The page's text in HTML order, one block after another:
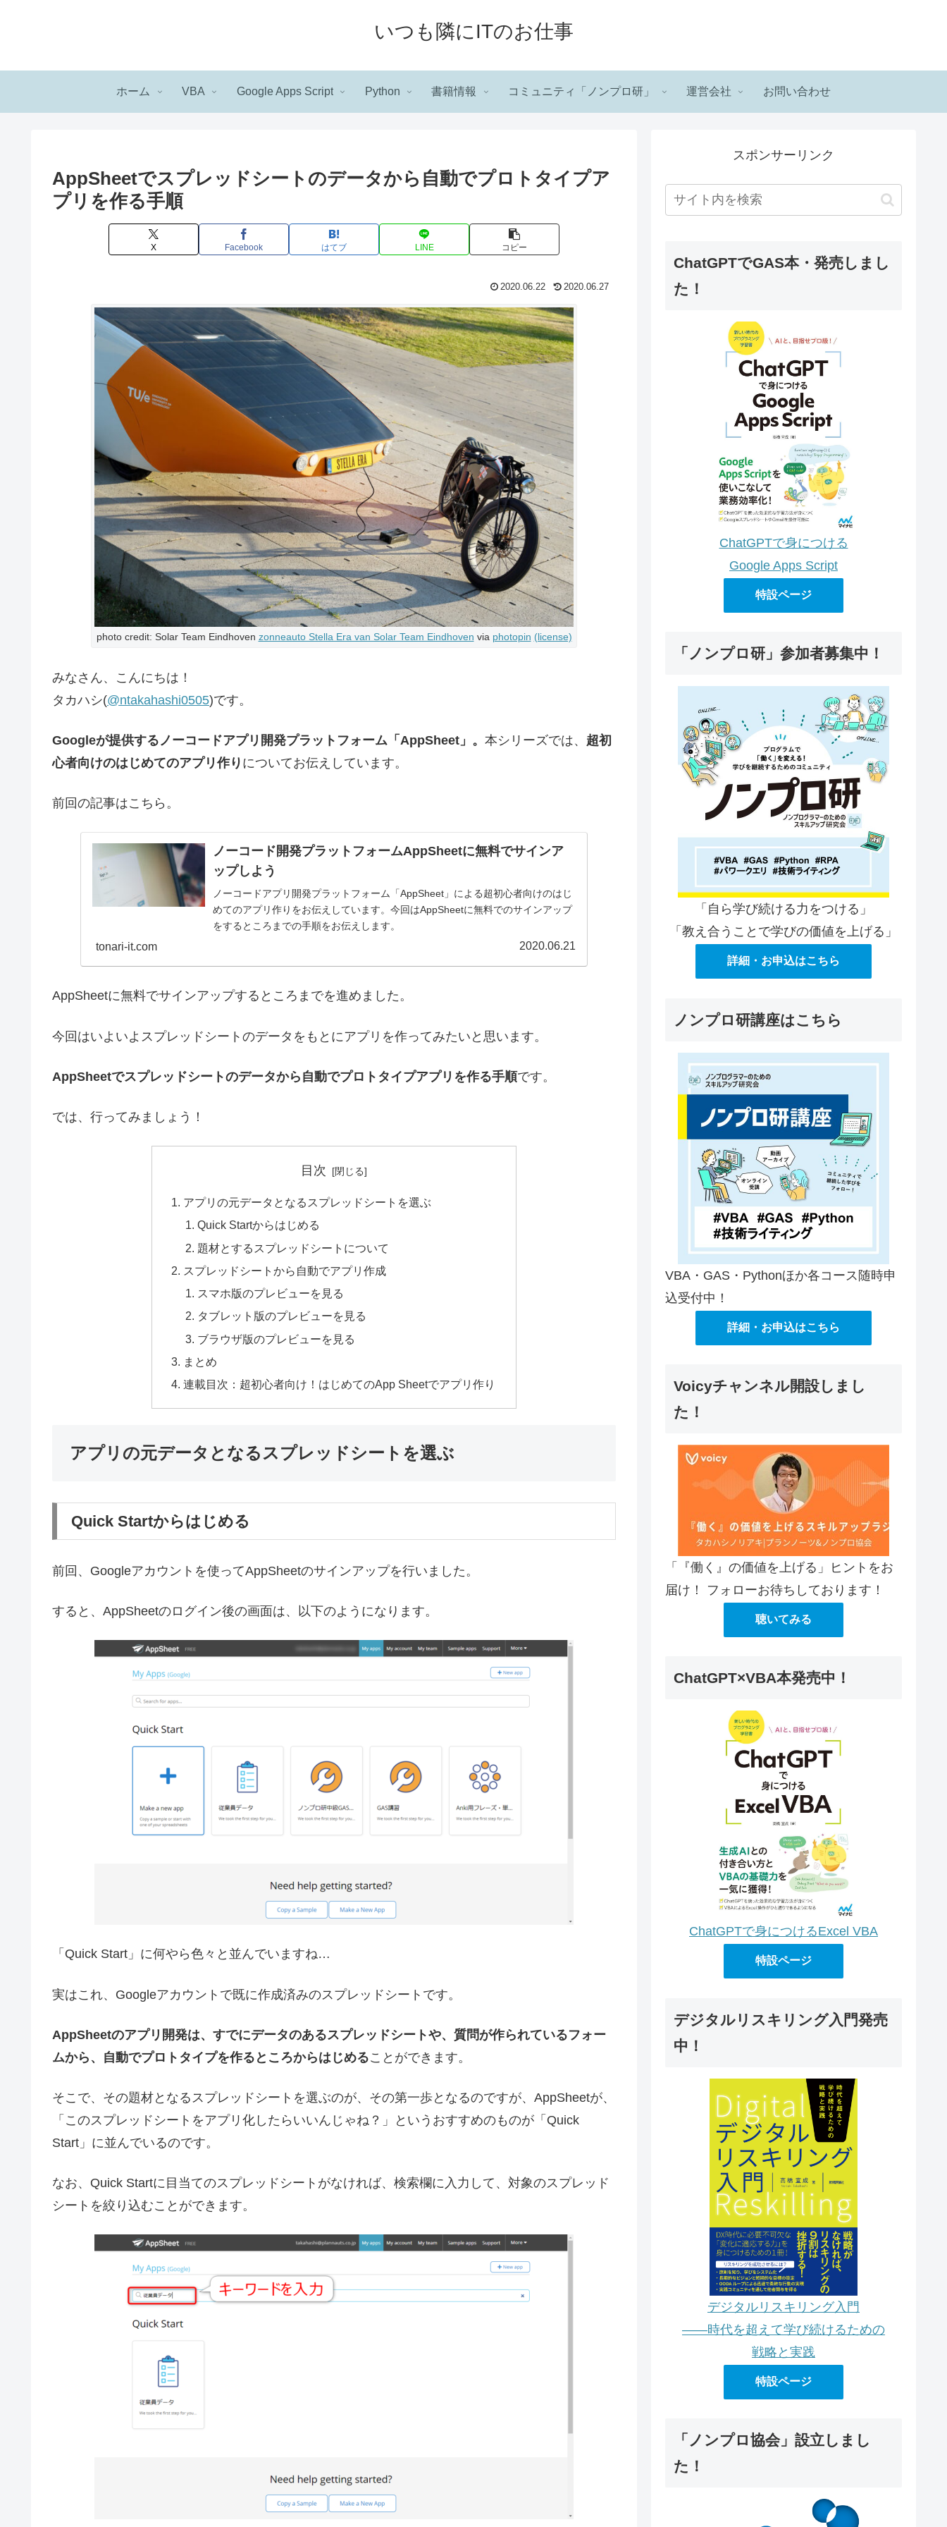
いつも隣にITのお仕事
ホーム VBA Google Apps Script Python 書籍情報 コミュニティ「ノンプロ研」 運営会社 お問い合わせ
AppSheetでスプレッドシートのデータから自動でプロトタイプア
プリを作る手順
X Facebook はてブ LINE コピー
2020.06.22 2020.06.27
photo credit: Solar Team Eindhoven zonneauto Stella Era van Solar Team Eindhoven via photopin (license)
みなさん、こんにちは！
タカハシ(@ntakahashi0505)です。
Googleが提供するノーコードアプリ開発プラットフォーム「AppSheet」。 本シリーズでは、 超初
心者向けのはじめてのアプリ作り についてお伝えしています。
前回の記事はこちら。
ノーコード開発プラットフォームAppSheetに無料でサインア
ップしよう
ノーコードアプリ開発プラットフォーム「AppSheet」による超初心者向けのはじ
めてのアプリ作りをお伝えしています。今回はAppSheetに無料でのサインアップ
をするところまでの手順をお伝えします。
tonari-it.com 2020.06.21
AppSheetに無料でサインアップするところまでを進めました。
今回はいよいよスプレッドシートのデータをもとにアプリを作ってみたいと思います。
AppSheetでスプレッドシートのデータから自動でプロトタイプアプリを作る手順です。
では、行ってみましょう！
目次
アプリの元データとなるスプレッドシートを選ぶ
Quick Startからはじめる
題材とするスプレッドシートについて
スプレッドシートから自動でアプリ作成
スマホ版のプレビューを見る
タブレット版のプレビューを見る
ブラウザ版のプレビューを見る
まとめ
連載目次：超初心者向け！はじめてのApp Sheetでアプリ作り
アプリの元データとなるスプレッドシートを選ぶ
Quick Startからはじめる
前回、Googleアカウントを使ってAppSheetのサインアップを行いました。
すると、AppSheetのログイン後の画面は、以下のようになります。
「Quick Start」に何やら色々と並んでいますね…
実はこれ、Googleアカウントで既に作成済みのスプレッドシートです。
AppSheetのアプリ開発は、すでにデータのあるスプレッドシートや、質問が作られているフォー
ムから、自動でプロトタイプを作るところからはじめることができます。
そこで、その題材となるスプレッドシートを選ぶのが、その第一歩となるのですが、AppSheetが、
「このスプレッドシートをアプリ化したらいいんじゃね？」というおすすめのものが「Quick
Start」に並んでいるのです。
なお、Quick Startに目当てのスプレッドシートがなければ、検索欄に入力して、対象のスプレッド
シートを絞り込むことができます。
スポンサーリンク
ChatGPTでGAS本・発売しまし
た！
ChatGPTで身につける
Google Apps Script
特設ページ
「ノンプロ研」参加者募集中！
「自ら学び続ける力をつける」
「教え合うことで学びの価値を上げる」
詳細・お申込はこちら
ノンプロ研講座はこちら
VBA・GAS・Pythonほか各コース随時申
込受付中！
詳細・お申込はこちら
Voicyチャンネル開設しまし
た！
「『働く』の価値を上げる」ヒントをお
届け！ フォローお待ちしております！
聴いてみる
ChatGPT×VBA本発売中！
ChatGPTで身につけるExcel VBA
特設ページ
デジタルリスキリング入門発売
中！
デジタルリスキリング入門
――時代を超えて学び続けるための
戦略と実践
特設ページ
「ノンプロ協会」設立しまし
た！